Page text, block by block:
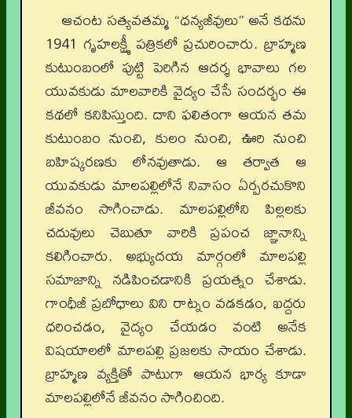
ఆచంట సత్యవతమ్మ “ధన్యజీవులు” అనే కథను
1941 గృహలక్ష్మీ పత్రికలో ప్రచురించారు. బ్రాహ్మణ
కుటుంబంలో పుట్టి పెరిగిన ఆదర్శ భావాలు గల
యువకుడు మాలవారికి వైద్యం చేసే సందర్భం ఈ
కథలో కనిపిస్తుంది. దాని ఫలితంగా ఆయన తమ
కుటుంబం నుంచి, కులం నుంచి, ఊరి నుంచి
బహిష్కరణకు లోనవుతాడు. ఆ తర్వాత ఆ
యువకుడు మాలపల్లిలోనే నివాసం ఏర్పరచుకొని
జీవనం సాగించాడు. మాలపల్లిలోని పిల్లలకు
చదువులు చెబుతూ వారికి ప్రపంచ జ్ఞానాన్ని
కలిగించారు. అభ్యుదయ మార్గంలో మాలపల్లి
సమాజాన్ని నడిపించడానికి ప్రయత్నం చేశాడు.
గాంధీజీ ప్రబోధాలు విని రాట్నం వడకడం, ఖద్దరు
ధరించడం, వైద్యం చేయడం వంటి అనేక
విషయాలలో మాలపల్లి ప్రజలకు సాయం చేశాడు.
బ్రాహ్మణ వ్యక్తితో పాటుగా ఆయన భార్య కూడా
మాలపల్లిలోనే జీవనం సాగించింది.